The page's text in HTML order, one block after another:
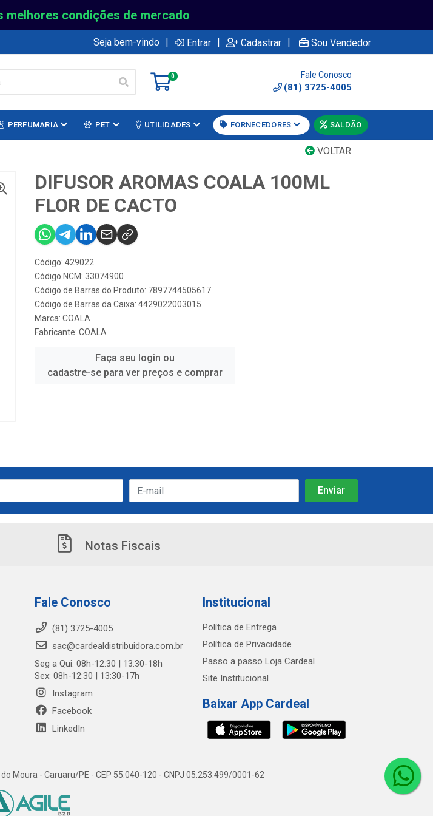
melhores condições de mercado
Seja bem-vindo | Entrar | Cadastrar | Sou Vendedor
0 Fale Conosco
(81) 3725-4005
PERFUMARIA PET UTILIDADES FORNECEDORES SALDÃO
VOLTAR
DIFUSOR AROMAS COALA 100ML
FLOR DE CACTO
Código: 429022
Código NCM: 33074900
Código de Barras do Produto: 7897744505617
Código de Barras da Caixa: 4429022003015
Marca: COALA
Fabricante: COALA
Faça seu login ou
cadastre-se para ver preços e comprar
Notas Fiscais
Fale Conosco
(81) 3725-4005
sac@cardealdistribuidora.com.br
Seg a Qui: 08h-12:30 | 13:30-18h
Sex: 08h-12:30 | 13:30-17h
Instagram
Facebook
LinkedIn
Institucional
Política de Entrega
Política de Privacidade
Passo a passo Loja Cardeal
Site Institucional
Baixar App Cardeal
Moura - Caruaru/PE - CEP 55.040-120 - CNPJ 05.253.499/0001-62